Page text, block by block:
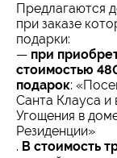
Предлагаются
при заказе
подарки:
— при
стоимостью
подарок:
Санта Клауса и
Угощения в
Резиденции»
. В стоимость